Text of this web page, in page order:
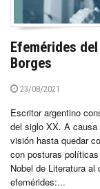
Efemérides
Borges
23/08/2021
Escritor argentino
del siglo XX. A causa
visión hasta quedar
con posturas
Nobel de Literatura
efemérides:...